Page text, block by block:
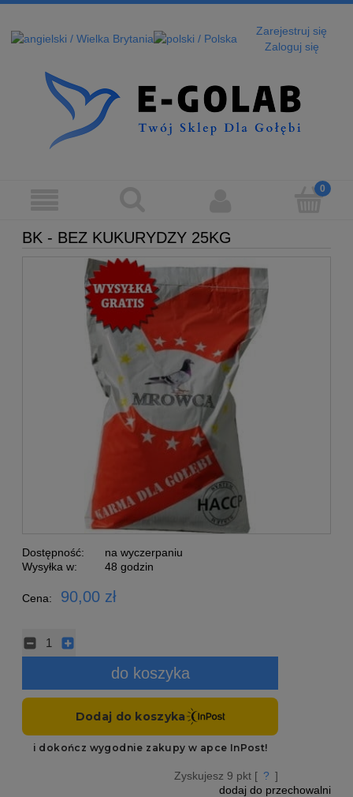
Zarejestruj się
Zaloguj się
BK - BEZ KUKURYDZY 25KG
Dostępność:
na wyczerpaniu
Wysyłka w:
48 godzin
Cena: 90,00 zł
do koszyka
Zyskujesz 9 pkt [ ? ]
dodaj do przechowalni